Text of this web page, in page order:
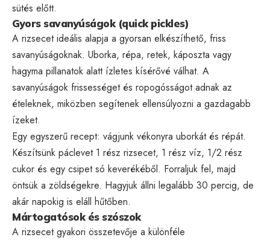
sütés előtt.
Gyors savanyúságok (quick pickles)
A rizsecet ideális alapja a gyorsan elkészíthető, friss
savanyúságoknak. Uborka, répa, retek, káposzta vagy
hagyma pillanatok alatt ízletes kísérővé válhat. A
savanyúságok frissességet és ropogósságot adnak az
ételeknek, miközben segítenek ellensúlyozni a gazdagabb
ízeket.
Egy egyszerű recept: vágjunk vékonyra uborkát és répát.
Készítsünk páclevet 1 rész rizsecet, 1 rész víz, 1/2 rész
cukor és egy csipet só keverékéből. Forraljuk fel, majd
öntsük a zöldségekre. Hagyjuk állni legalább 30 percig, de
akár napokig is eláll hűtőben.
Mártogatósok és szószok
A rizsecet gyakori összetevője a különféle